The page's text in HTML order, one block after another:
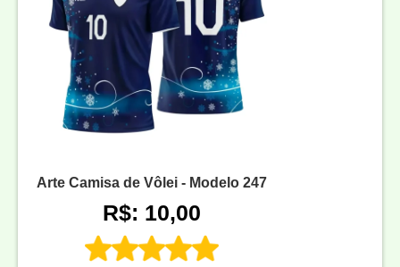
Arte Camisa de Vôlei - Modelo 247
R$: 10,00